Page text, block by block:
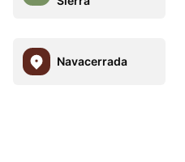
Navacerrada